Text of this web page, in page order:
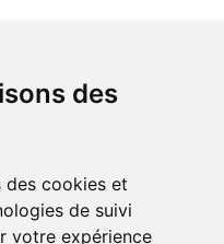
des
des cookies et
de suivi
votre expérience
votre commande à Amiens
ou recevez-là rapidement